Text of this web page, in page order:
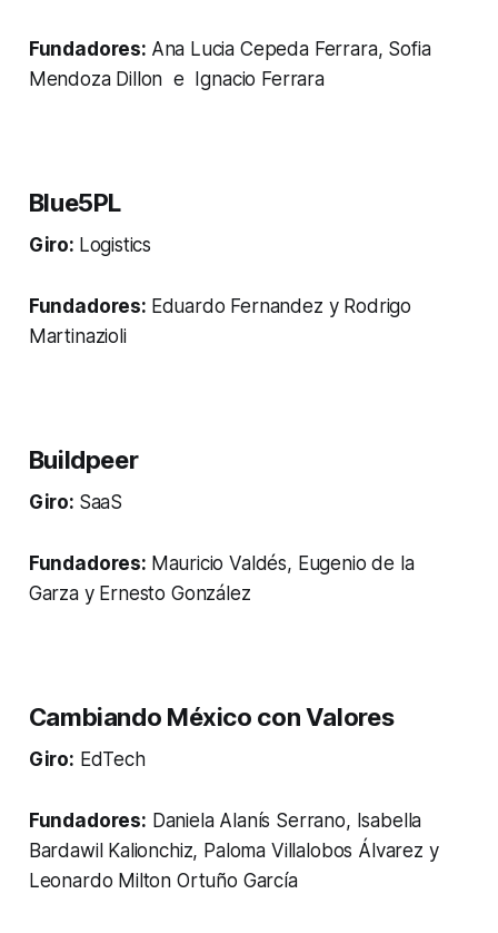
Fundadores: Ana Lucia Cepeda Ferrara, Sofia
Mendoza Dillon e Ignacio Ferrara
Blue5PL
Giro: Logistics
Fundadores: Eduardo Fernandez y Rodrigo
Martinazioli
Buildpeer
Giro: SaaS
Fundadores: Mauricio Valdés, Eugenio de la
Garza y Ernesto González
Cambiando México con Valores
Giro: EdTech
Fundadores: Daniela Alanís Serrano, Isabella
Bardawil Kalionchiz, Paloma Villalobos Álvarez y
Leonardo Milton Ortuño García